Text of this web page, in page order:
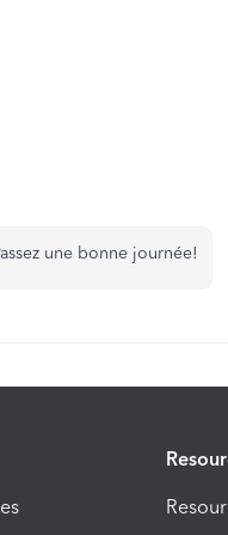
une bonne journée!